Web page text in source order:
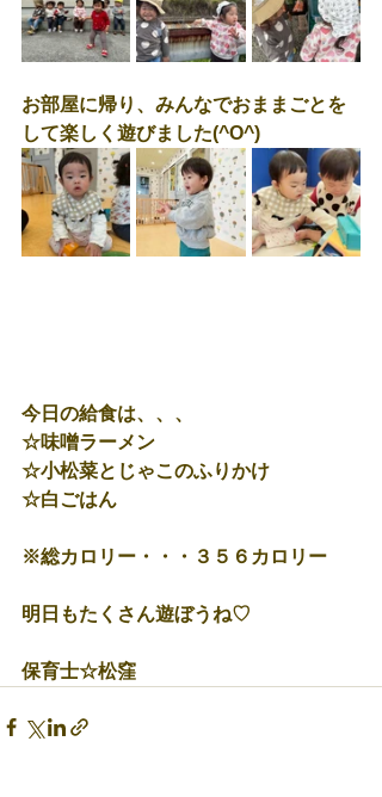
お部屋に帰り、みんなでおままごとを
して楽しく遊びました(^O^)
今日の給食は、、、
☆味噌ラーメン
☆小松菜とじゃこのふりかけ
☆白ごはん
※総カロリー・・・３５６カロリー
明日もたくさん遊ぼうね♡
保育士☆松窪